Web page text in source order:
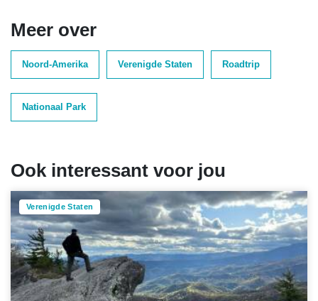
Meer over
Noord-Amerika Verenigde Staten Roadtrip
Nationaal Park
Ook interessant voor jou
Verenigde Staten